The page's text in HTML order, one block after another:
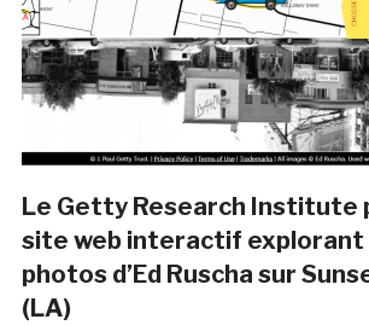
Le Getty Research Institute
site web interactif explorant
photos d’Ed Ruscha sur
(LA)